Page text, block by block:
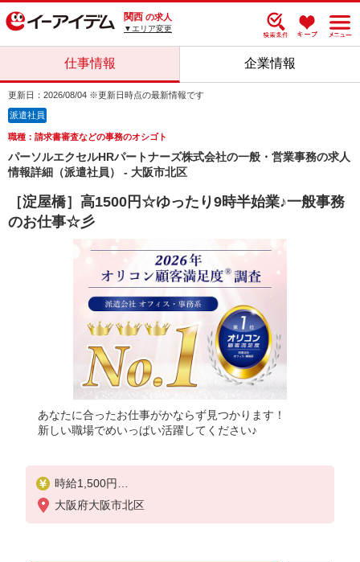
関西 の求人
▼エリア変更
仕事情報 企業情報
更新日：2026/08/04 ※更新日時点の最新情報です
派遣社員
職種：請求書審査などの事務のオシゴト
パーソルエクセルHRパートナーズ株式会社の一般・営業事務の求人
情報詳細（派遣社員） - 大阪市北区
［淀屋橋］高1500円☆ゆったり9時半始業♪一般事務
のお仕事☆彡
あなたに合ったお仕事がかならず見つかります！
新しい職場でめいっぱい活躍してください♪
時給1,500円
※当社規定あり
大阪府大阪市北区